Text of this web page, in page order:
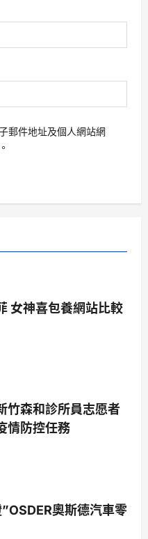
郵件地址及個人網站網
女神喜包養網站比較
竹森和診所員志愿者
情防控任務
奧斯德汽車零